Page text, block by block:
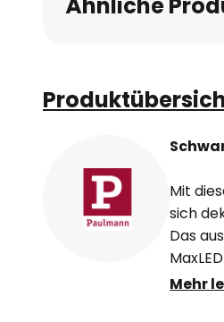
springen
Mit
sich
Das
mit
Mehr